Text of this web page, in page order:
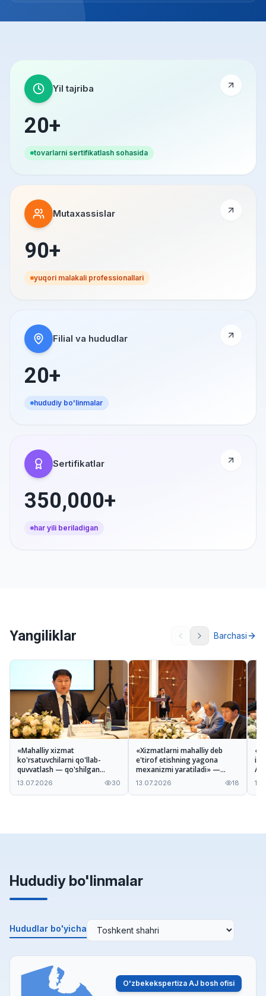
Yil tajriba
20+
tovarlarni sertifikatlash sohasida
Mutaxassislar
90+
yuqori malakali professionallari
Filial va hududlar
20+
hududiy bo'linmalar
Sertifikatlar
350,000+
har yili beriladigan
Yangiliklar Barchasi
«Mahalliy xizmat
ko'rsatuvchilarni qo'llab-
quvvatlash — qo'shilgan
qiymatni oshirishga xizmat
qiladi» — Ilhomjon Pardayev
13.07.2026 30
«Xizmatlarni mahalliy deb
e'tirof etishning yagona
mexanizmi yaratiladi» —
Odiljon Tohirov Nizom
loyihasi haqida
13.07.2026 18
Hududiy bo'linmalar
Hududlar bo'yicha
O'zbekekspertiza AJ bosh ofisi